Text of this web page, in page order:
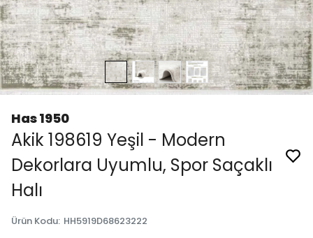
Has 1950
Akik 198619 Yeşil - Modern
Dekorlara Uyumlu, Spor Saçaklı
Halı
Ürün Kodu: HH5919D68623222